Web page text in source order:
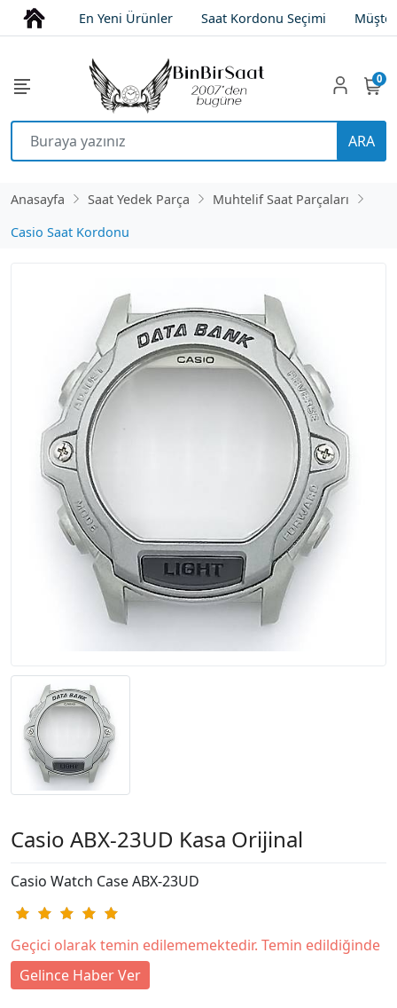
En Yeni Ürünler Saat Kordonu Seçimi
ARA
0
Anasayfa Saat Yedek Parça
Muhtelif Saat Parçaları
Casio Saat Kordonu
Casio ABX-23UD Kasa Orijinal
Casio Watch Case ABX-23UD
Geçici olarak temin edilememektedir. Temin edildiğinde
Gelince Haber Ver